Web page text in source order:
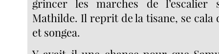
grincer les marches de
Mathilde. Il reprit de la tisane, se cala
et songea.